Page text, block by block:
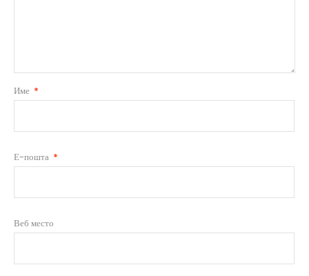
Име *
Е-пошта *
Веб место